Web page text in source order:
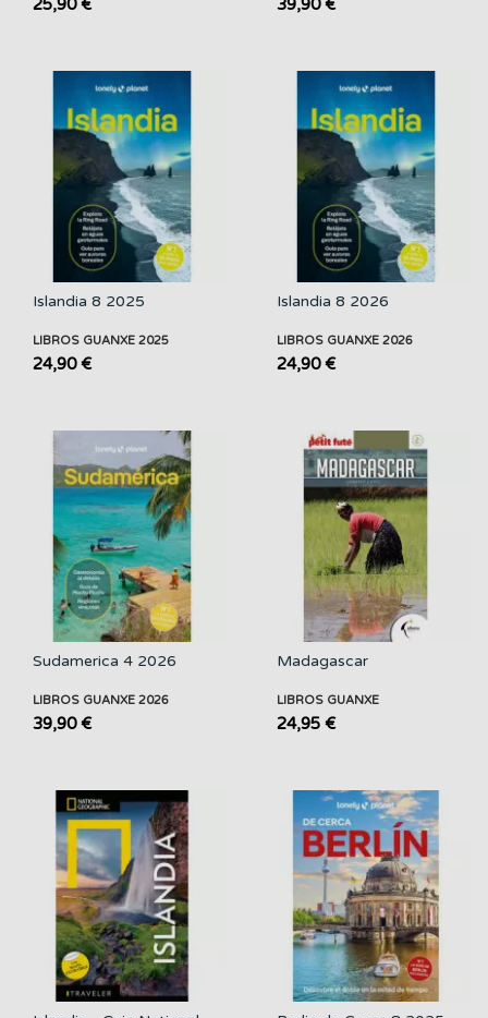
25,90 € 39,90 €
Islandia 8 2025
LIBROS GUANXE 2025
24,90 €
Islandia 8 2026
LIBROS GUANXE 2026
24,90 €
Sudamerica 4 2026
LIBROS GUANXE 2026
39,90 €
Madagascar
LIBROS GUANXE
24,95 €